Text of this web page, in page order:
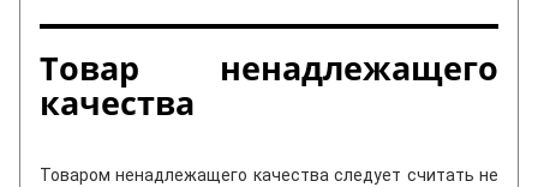
Товар ненадлежащего
качества
Товаром ненадлежащего качества следует считать не